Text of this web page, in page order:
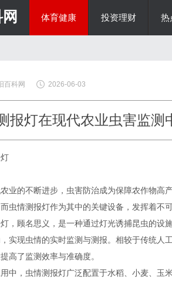
体育健康 投资理财 热
百科网 2026-06-03
报灯在现代农业虫害监测
业的不断进步，虫害防治成为保障农作物高
虫情测报灯作为其中的关键设备，发挥着不
，顾名思义，是一种通过灯光诱捕昆虫的设
实现虫情的实时监测与测报。相较于传统人
高了监测效率与准确度。
中，虫情测报灯广泛配置于水稻、小麦、玉